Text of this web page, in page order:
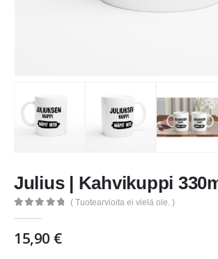
Julius | Kahvikuppi
( Tuotearvioita ei vielä ole. )
15,90 €